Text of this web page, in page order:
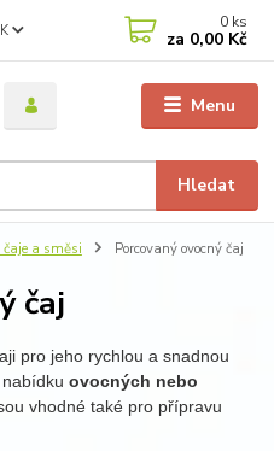
Menu
Hledat
0 ks
za 0,00 Kč
čaje a směsi Porcovaný ovocný čaj
čaj
pro jeho rychlou a snadnou
nabídkuovocných nebo
vhodné také pro přípravu